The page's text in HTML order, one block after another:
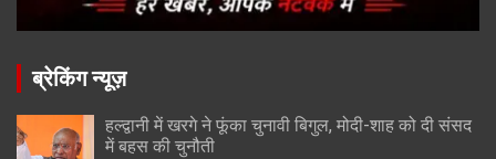
ब्रेकिंग न्यूज़
हल्द्वानी में खरगे ने फूंका चुनावी बिगुल, मोदी-शाह को दी संसद
में बहस की चुनौती